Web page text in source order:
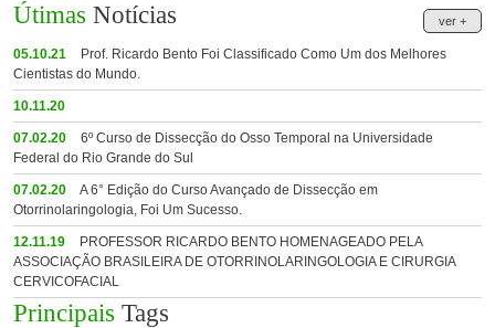
ver +
Útimas Notícias
05.10.21
Prof. Ricardo Bento Foi Classificado Como Um dos Melhores
Cientistas do Mundo.
10.11.20
07.02.20
6º Curso de Dissecção do Osso Temporal na Universidade
Federal do Rio Grande do Sul
07.02.20
A 6° Edição do Curso Avançado de Dissecção em
Otorrinolaringologia, Foi Um Sucesso.
12.11.19
PROFESSOR RICARDO BENTO HOMENAGEADO PELA
ASSOCIAÇÃO BRASILEIRA DE OTORRINOLARINGOLOGIA E CIRURGIA
CERVICOFACIAL
Principais Tags